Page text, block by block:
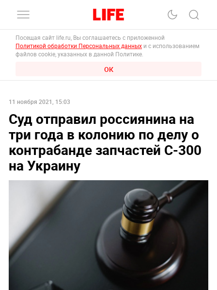
Посещая сайт life.ru, Вы соглашаетесь с приложенной
Политикой обработки Персональных данных и с использованием
файлов cookie, указанных в данной Политике.
ОК
11 ноября 2021, 15:03
Суд отправил россиянина на
три года в колонию по делу о
контрабанде запчастей С-300
на Украину